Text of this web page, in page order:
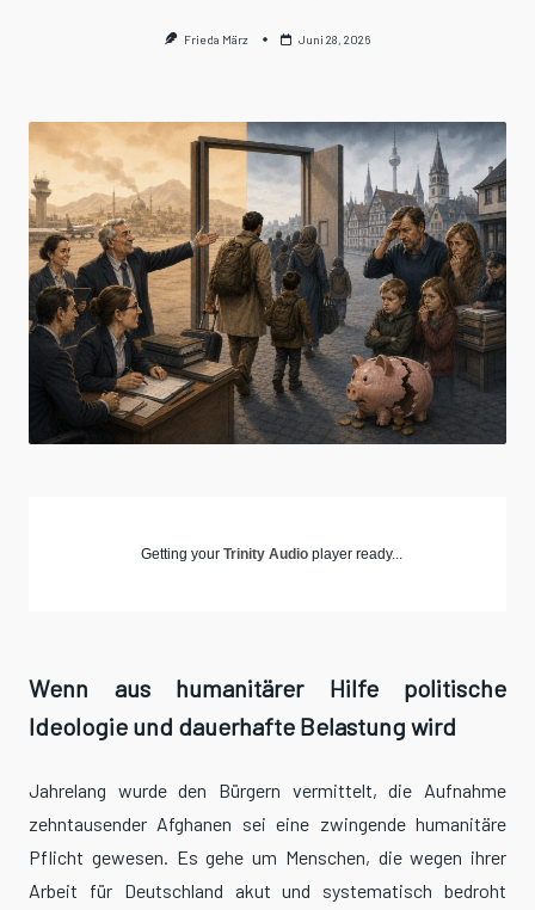
Frieda März Juni 28, 2026
Getting your Trinity Audio player ready...
Wenn aus humanitärer Hilfe politische
Ideologie und dauerhafte Belastung wird
Jahrelang wurde den Bürgern vermittelt, die Aufnahme
zehntausender Afghanen sei eine zwingende humanitäre
Pflicht gewesen. Es gehe um Menschen, die wegen ihrer
Arbeit für Deutschland akut und systematisch bedroht